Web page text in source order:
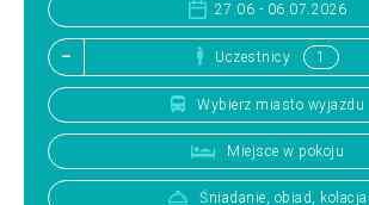
27.06 - 06.07.2026
Uczestnicy
Wybierz miasto wyjazdu
Miejsce w pokoju
Śniadanie, obiad, kolacja